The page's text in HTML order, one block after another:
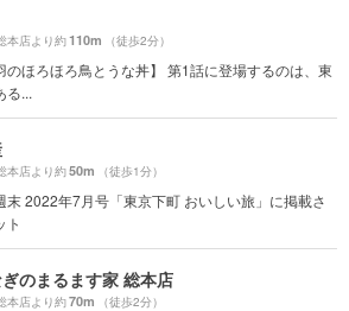
店より約110m （徒歩2分）
のほろほろ鳥とうな丼】 第1話に登場するのは、東
る...
店より約50m （徒歩1分）
末 2022年7月号「東京下町 おいしい旅」に掲載さ
ト
のまるます家 総本店
店より約70m （徒歩2分）